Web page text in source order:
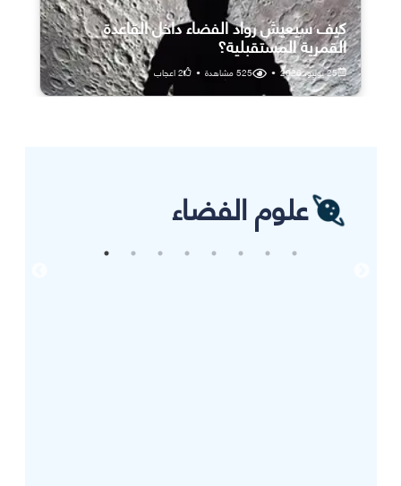
كيف سيعيش رواد الفضاء داخل القاعدة
القمرية المستقبلية؟
25 يوليو، 2026 •
525مشاهدة •
2اعجاب
علوم الفضاء